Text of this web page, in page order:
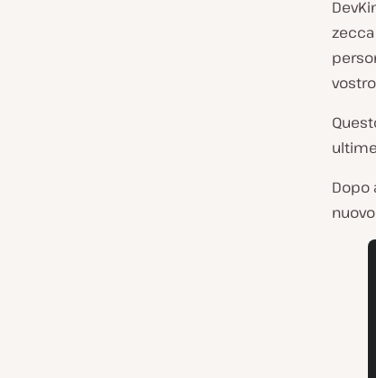
Dopo